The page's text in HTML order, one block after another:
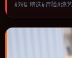
容聚焦人物选择与
或类型片补片的选
#短剧精选#冒险#综